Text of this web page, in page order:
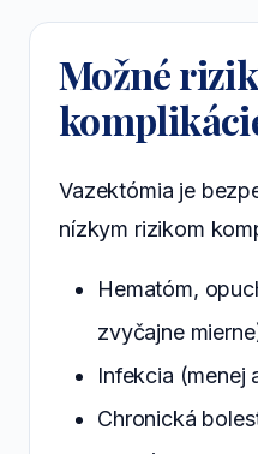
Možné
Vazektómia je
nízkym rizikom
Hematóm,
zvyčajne
Infekcia (menej
Chronická